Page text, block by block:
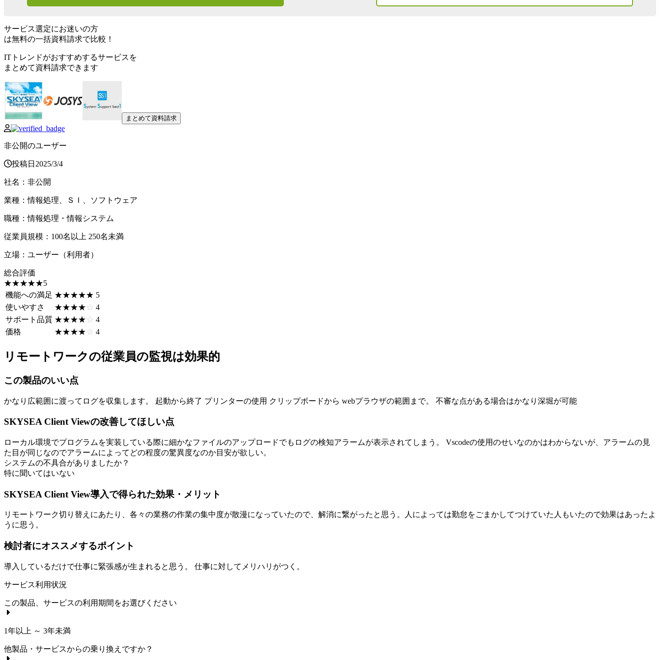
サービス選定にお迷いの方
は無料の一括資料請求で比較！
ITトレンドがおすすめするサービスを
まとめて資料請求できます
まとめて資料請求
非公開のユーザー
投稿日 2025/3/4
社名 ： 非公開
業種 ：情報処理、ＳＩ、ソフトウェア
職種 ：情報処理・情報システム
従業員規模 ： 100名以上 250名未満
立場 ： ユーザー（利用者）
総合評価
☆☆☆☆☆
★★★★★5
機能への満足 ☆☆☆☆☆
★★★★★ 5
使いやすさ
☆☆☆☆☆
★★★★★ 4
サポート品質 ☆☆☆☆☆
★★★★★ 4
価格
☆☆☆☆☆
★★★★★ 4
リモートワークの従業員の監視は効果的
この製品のいい点
かなり広範囲に渡ってログを収集します。 起動から終了 プリンターの使用 クリップボードから webプラウザの範囲まで。 不審な点がある場合はかなり深堀が可能
SKYSEA Client Viewの改善してほしい点
ローカル環境でプログラムを実装している際に細かなファイルのアップロードでもログの検知アラームが表示されてしまう。 Vscodeの使用のせいなのかはわからないが、アラームの見
た目が同じなのでアラームによってどの程度の驚異度なのか目安が欲しい。
システムの不具合がありましたか？
特に聞いてはいない
SKYSEA Client View導入で得られた効果・メリット
リモートワーク切り替えにあたり、各々の業務の作業の集中度が散漫になっていたので、解消に繋がったと思う。人によっては勤怠をごまかしてつけていた人もいたので効果はあったよ
うに思う。
検討者にオススメするポイント
導入しているだけで仕事に緊張感が生まれると思う。 仕事に対してメリハリがつく。
サービス利用状況
この製品、サービスの利用期間をお選びください
1年以上 ～ 3年未満
他製品・サービスからの乗り換えですか？